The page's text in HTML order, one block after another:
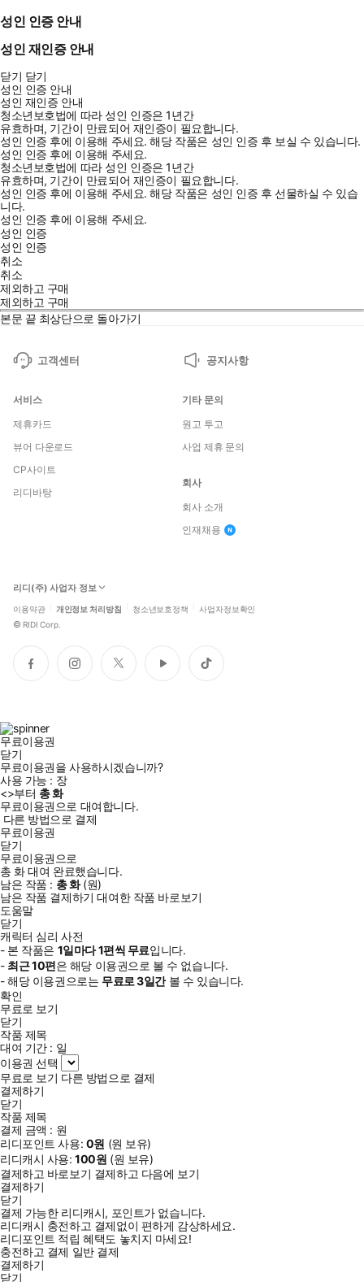
성인 인증 안내
성인 재인증 안내
닫기 닫기
성인 인증 안내
성인 재인증 안내
청소년보호법에 따라 성인 인증은 1년간
유효하며, 기간이 만료되어 재인증이 필요합니다.
성인 인증 후에 이용해 주세요.해당 작품은 성인 인증 후 보실 수 있습니다.
성인 인증 후에 이용해 주세요.
청소년보호법에 따라 성인 인증은 1년간
유효하며, 기간이 만료되어 재인증이 필요합니다.
성인 인증 후에 이용해 주세요.해당 작품은 성인 인증 후 선물하실 수 있습
니다.
성인 인증 후에 이용해 주세요.
성인 인증
성인 인증
취소
취소
제외하고 구매
제외하고 구매
본문 끝 최상단으로 돌아가기
고객센터 공지사항
서비스
제휴카드
뷰어 다운로드
CP사이트
리디바탕
기타 문의
원고 투고
사업 제휴 문의
회사
회사 소개
인재채용
리디(주) 사업자 정보
이용약관 개인정보 처리방침 청소년보호정책 사업자정보확인
© RIDI Corp.
페
이
인
스
트
위
유
튜
틱
톡
무료이용권
닫기
무료이용권을 사용하시겠습니까?
사용 가능 : 장
<>부터 총화
무료이용권으로 대여합니다.
다른 방법으로 결제
무료이용권
닫기
무료이용권으로
총 화대여 완료했습니다.
남은 작품 : 총화(원)
남은 작품 결제하기 대여한 작품 바로보기
도움말
닫기
캐릭터 심리 사전
- 본 작품은 1일마다1편씩 무료입니다.
- 최근10편은 해당 이용권으로 볼 수 없습니다.
- 해당 이용권으로는 무료로3일간볼 수 있습니다.
확인
무료로 보기
닫기
작품 제목
대여 기간 : 일
이용권 선택
무료로 보기 다른 방법으로 결제
결제하기
닫기
작품 제목
결제 금액 : 원
리디포인트 사용: 0원 (원 보유)
리디캐시 사용:100원 (원 보유)
결제하고 바로보기 결제하고 다음에 보기
결제하기
닫기
결제 가능한 리디캐시, 포인트가 없습니다.
리디캐시 충전하고 결제없이 편하게 감상하세요.
리디포인트 적립 혜택도 놓치지 마세요!
충전하고 결제 일반 결제
결제하기
닫기